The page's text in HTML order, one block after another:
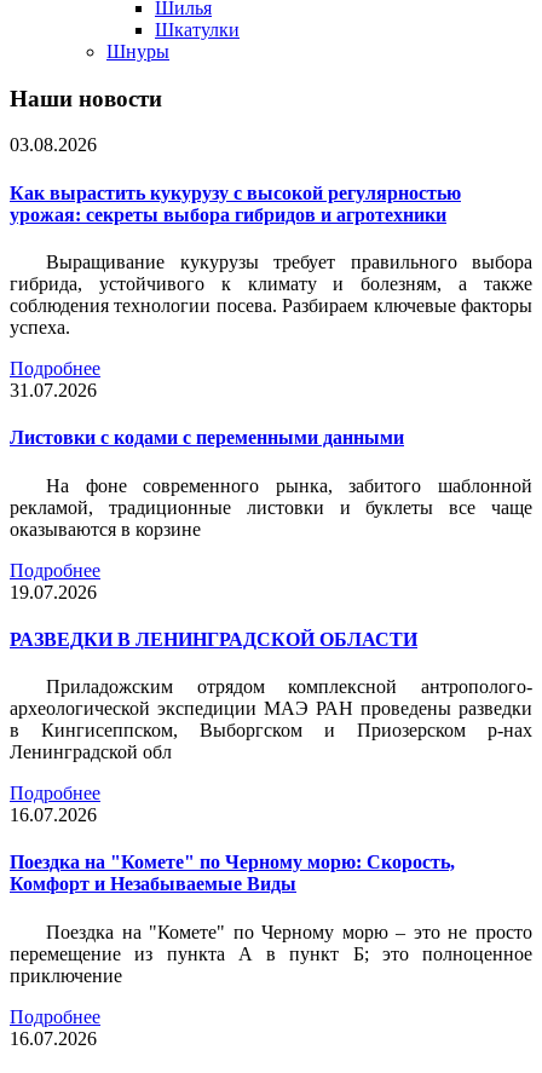
Шилья
Шкатулки
Шнуры
Наши новости
03.08.2026
Как вырастить кукурузу с высокой регулярностью
урожая: секреты выбора гибридов и агротехники
Выращивание кукурузы требует правильного выбора
гибрида, устойчивого к климату и болезням, а также
соблюдения технологии посева. Разбираем ключевые факторы
успеха.
Подробнее
31.07.2026
Листовки c кодами с переменными данными
На фоне современного рынка, забитого шаблонной
рекламой, традиционные листовки и буклеты все чаще
оказываются в корзине
Подробнее
19.07.2026
РАЗВЕДКИ В ЛЕНИНГРАДСКОЙ ОБЛАСТИ
Приладожским отрядом комплексной антрополого-
археологической экспедиции МАЭ РАН проведены разведки
в Кингисеппском, Выборгском и Приозерском р-нах
Ленинградской обл
Подробнее
16.07.2026
Поездка на "Комете" по Черному морю: Скорость,
Комфорт и Незабываемые Виды
Поездка на "Комете" по Черному морю – это не просто
перемещение из пункта А в пункт Б; это полноценное
приключение
Подробнее
16.07.2026